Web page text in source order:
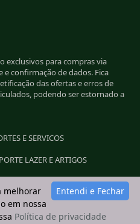
exclusivos para compras via
e confirmação de dados. Fica
das ofertas e erros de
podendo ser estornado a
E SERVICOS
LAZER E ARTIGOS
E LAZER LTDA
E LAZER LTDAEntendi e Fechar
melhorar
em nossa
Política de privacidade